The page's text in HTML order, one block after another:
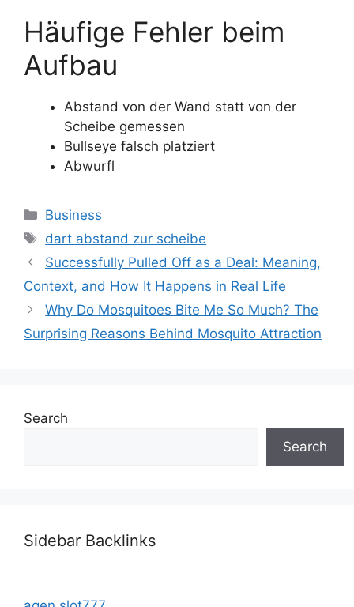
Häufige Fehler beim
Aufbau
Abstand von der Wand statt von der
Scheibe gemessen
Bullseye falsch platziert
Abwurfl
Categories
Business
Tags
dart abstand zur scheibe
Successfully Pulled Off as a Deal: Meaning,
Context, and How It Happens in Real Life
Why Do Mosquitoes Bite Me So Much? The
Surprising Reasons Behind Mosquito Attraction
Search
Search
Sidebar Backlinks